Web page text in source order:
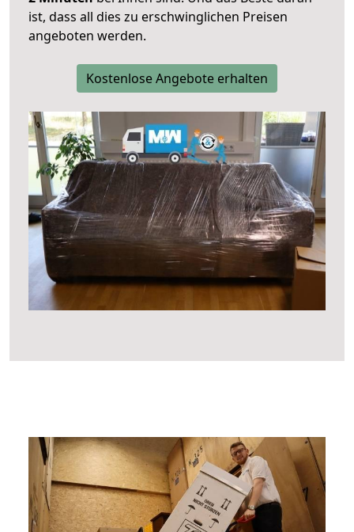
ist, dass all dies zu erschwinglichen Preisen
angeboten werden.
Kostenlose Angebote erhalten